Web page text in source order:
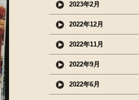
2023年2月
2022年12月
2022年11月
2022年9月
2022年6月